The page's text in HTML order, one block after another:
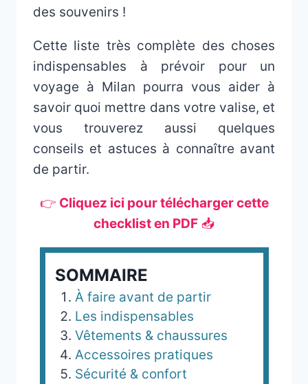
des souvenirs !
Cette liste très complète des choses
indispensables à prévoir pour un
voyage à Milan pourra vous aider à
savoir quoi mettre dans votre valise, et
vous trouverez aussi quelques
conseils et astuces à connaître avant
de partir.
👉 Cliquez ici pour télécharger cette
checklist en PDF 📥
SOMMAIRE
À faire avant de partir
Les indispensables
Vêtements & chaussures
Accessoires pratiques
Sécurité & confort